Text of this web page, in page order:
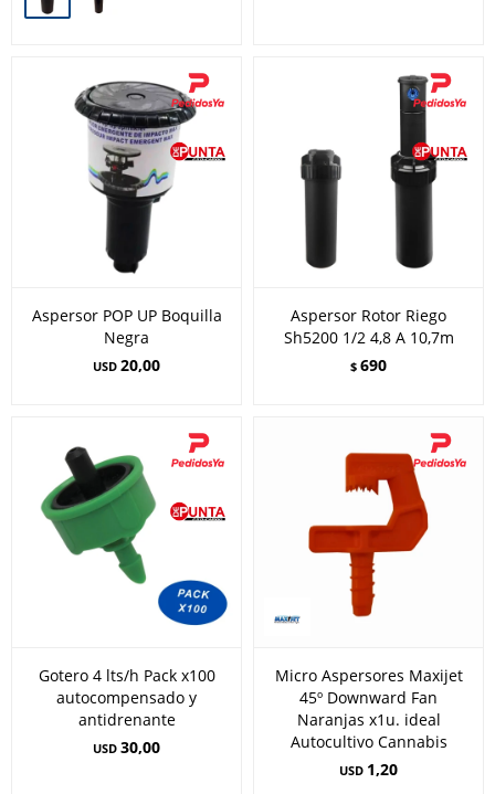
Aspersor POP UP Boquilla
Negra
USD 20,00
Aspersor Rotor Riego
Sh5200 1/2 4,8 A 10,7m
$ 690
Gotero 4 lts/h Pack x100
autocompensado y
antidrenante
USD 30,00
Micro Aspersores Maxijet
45º Downward Fan
Naranjas x1u. ideal
Autocultivo Cannabis
USD 1,20